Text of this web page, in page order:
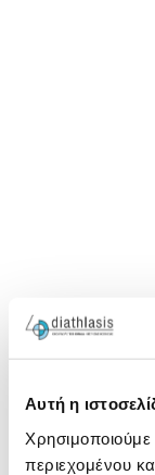
Αυτή η
περιεχομένου